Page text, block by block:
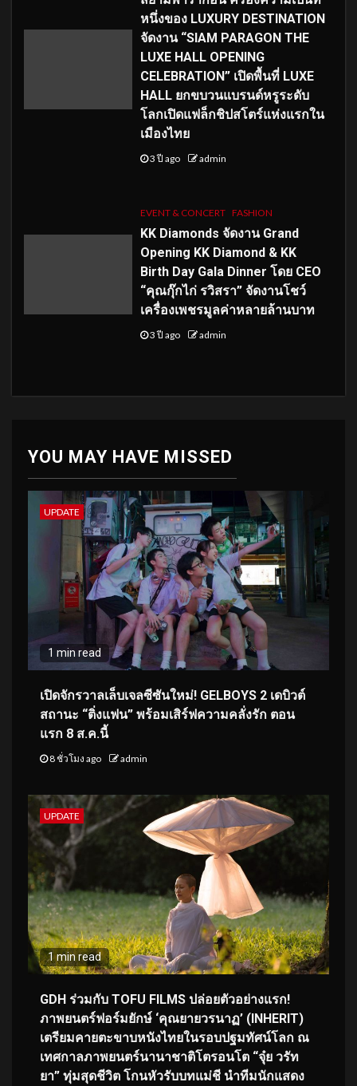
หนึ่งของ LUXURY DESTINATION
จัดงาน “SIAM PARAGON THE
LUXE HALL OPENING
CELEBRATION” เปิดพื้นที่ LUXE
HALL ยกขบวนแบรนด์หรูระดับ
โลกเปิดแฟล็กชิปสโตร์แห่งแรกใน
เมืองไทย
3 ปี ago admin
EVENT & CONCERT FASHION
KK Diamonds จัดงาน Grand
Opening KK Diamond & KK
Birth Day Gala Dinner โดย CEO
“คุณกุ๊กไก่ รวิสรา” จัดงานโชว์
เครื่องเพชรมูลค่าหลายล้านบาท
3 ปี ago admin
YOU MAY HAVE MISSED
UPDATE
1 min read
เปิดจักรวาลเล็บเจลซีซันใหม่! GELBOYS 2 เดบิวต์
สถานะ “ติ่งแฟน” พร้อมเสิร์ฟความคลั่งรัก ตอน
แรก 8 ส.ค.นี้
8 ชั่วโมง ago admin
UPDATE
1 min read
GDH ร่วมกับ TOFU FILMS ปล่อยตัวอย่างแรก!
ภาพยนตร์ฟอร์มยักษ์ ‘คุณยายวรนาฏ’ (INHERIT)
เตรียมคายตะขาบหนังไทยในรอบปฐมทัศน์โลก ณ
เทศกาลภาพยนตร์นานาชาติโตรอนโต “จุ๋ย วรัท
ยา” ทุ่มสุดชีวิต โกนหัวรับบทแม่ชี นำทีมนักแสดง